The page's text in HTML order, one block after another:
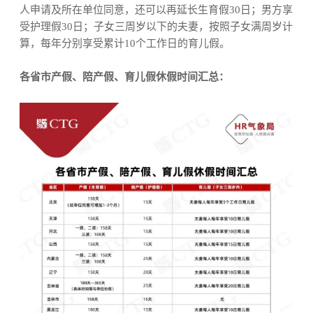
人申请及所在单位同意，还可以再延长生育假30 日 ； 男方享
受护理假30 日 ； 子女三周岁以下的夫妻，按照子女满周岁计
算，每年分别享受累计10个工作日的育儿假。
各省市产假、陪产假、育儿假休假时间汇总：